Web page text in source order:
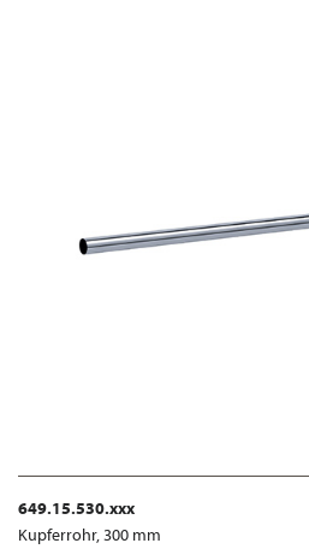
649.15.530.xxx
Kupferrohr, 300 mm